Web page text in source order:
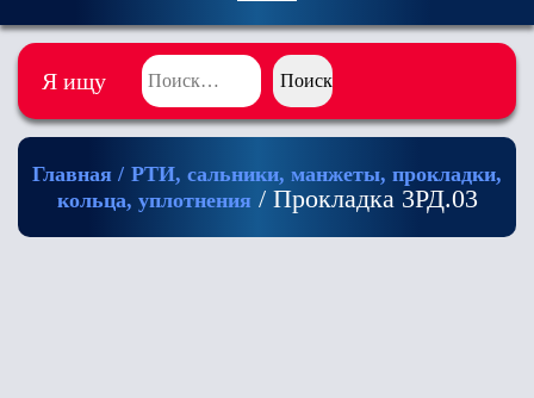
Я ищу
Главная / РТИ, сальники, манжеты, прокладки,
кольца, уплотнения / Прокладка 3РД.03